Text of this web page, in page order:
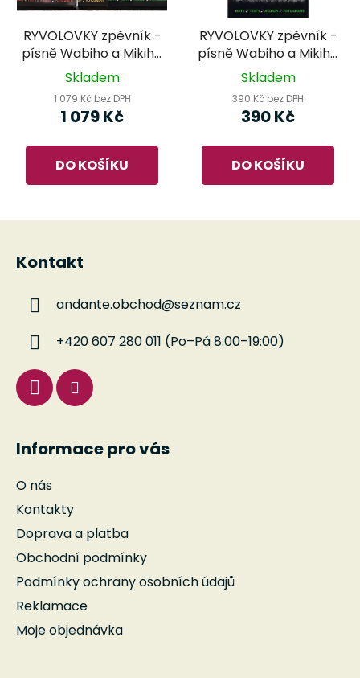
RYVOLOVKY zpěvník -
písně Wabiho a Mikiho
Ryvolů - 1.,2. a 3.díl
Skladem
1 079 Kč bez DPH
1 079 Kč
DO KOŠÍKU
RYVOLOVKY zpěvník -
písně Wabiho a Mikiho
Ryvolů - 3.díl
Skladem
390 Kč bez DPH
390 Kč
DO KOŠÍKU
Kontakt
andante.obchod@seznam.cz
+420 607 280 011 (Po–Pá 8:00–19:00)
Informace pro vás
O nás
Kontakty
Doprava a platba
Obchodní podmínky
Podmínky ochrany osobních údajů
Reklamace
Moje objednávka